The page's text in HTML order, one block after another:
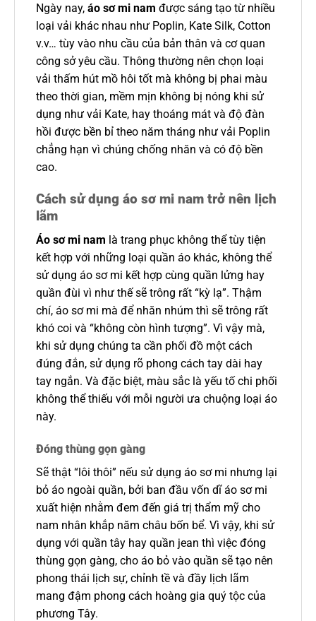
Ngày nay, áo sơ mi nam được sáng tạo từ nhiều
loại vải khác nhau như Poplin, Kate Silk, Cotton
v.v… tùy vào nhu cầu của bản thân và cơ quan
công sở yêu cầu. Thông thường nên chọn loại
vải thấm hút mồ hôi tốt mà không bị phai màu
theo thời gian, mềm mịn không bị nóng khi sử
dụng như vải Kate, hay thoáng mát và độ đàn
hồi được bền bỉ theo năm tháng như vải Poplin
chẳng hạn vì chúng chống nhăn và có độ bền
cao.
Cách sử dụng áo sơ mi nam trở nên lịch
lãm
Áo sơ mi nam là trang phục không thể tùy tiện
kết hợp với những loại quần áo khác, không thể
sử dụng áo sơ mi kết hợp cùng quần lửng hay
quần đùi vì như thế sẽ trông rất “kỳ lạ”. Thậm
chí, áo sơ mi mà để nhăn nhúm thì sẽ trông rất
khó coi và “không còn hình tượng”. Vì vậy mà,
khi sử dụng chúng ta cần phối đồ một cách
đúng đắn, sử dụng rõ phong cách tay dài hay
tay ngắn. Và đặc biệt, màu sắc là yếu tố chi phối
không thể thiếu với mỗi người ưa chuộng loại áo
này.
Đóng thùng gọn gàng
Sẽ thật “lôi thôi” nếu sử dụng áo sơ mi nhưng lại
bỏ áo ngoài quần, bởi ban đầu vốn dĩ áo sơ mi
xuất hiện nhằm đem đến giá trị thẩm mỹ cho
nam nhân khắp năm châu bốn bể. Vì vậy, khi sử
dụng với quần tây hay quần jean thì việc đóng
thùng gọn gàng, cho áo bỏ vào quần sẽ tạo nên
phong thái lịch sự, chỉnh tề và đầy lịch lãm
mang đậm phong cách hoàng gia quý tộc của
phương Tây.